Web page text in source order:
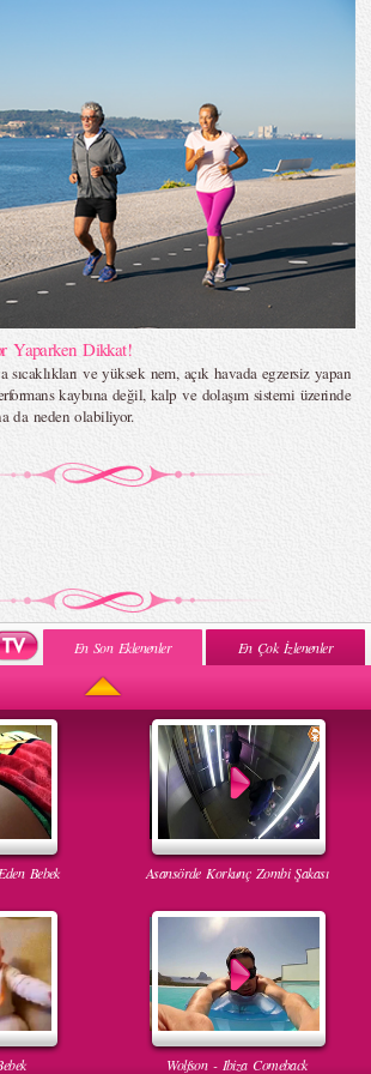
Yaparken Dikkat!
sıcaklıkları ve yüksek nem, açık havada egzersiz yapan
kaybına değil, kalp ve dolaşım sistemi üzerinde
da neden olabiliyor.
En Son Eklenenler En Çok İzlenenler
Bebek Asansörde Korkunç Zombi Şakası
Wolfson - Ibiza Comeback